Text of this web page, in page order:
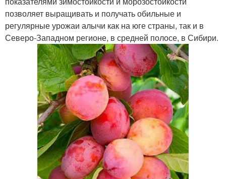
позволяет выращивать и получать обильные и
регулярные урожаи алычи как на юге страны, так и в
Северо-Западном регионе, в средней полосе, в Сибири.